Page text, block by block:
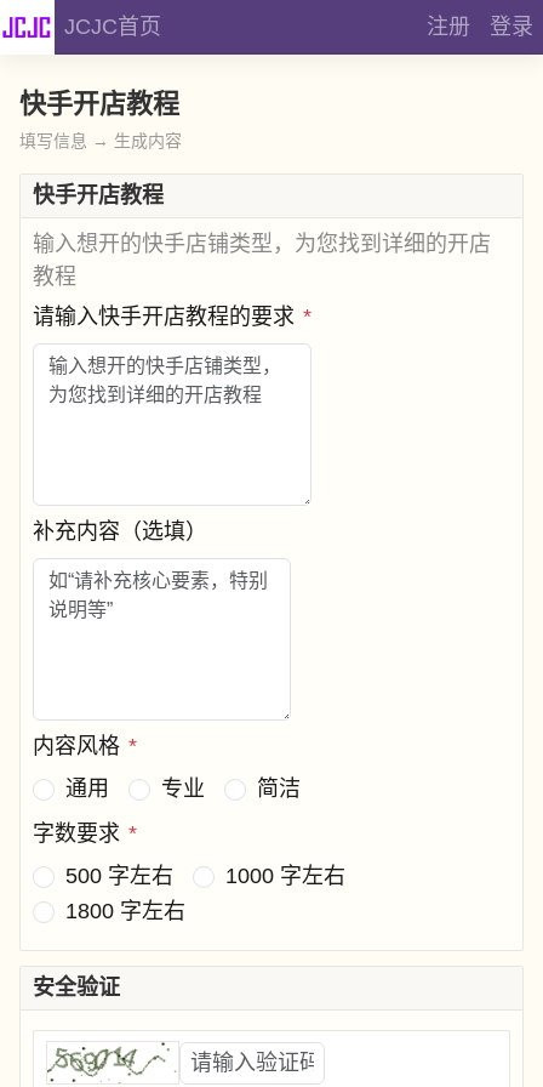
JCJC首页 注册 登录
快手开店教程
填写信息 → 生成内容
快手开店教程
输入想开的快手店铺类型，为您找到详细的开店
教程
请输入快手开店教程的要求 *
补充内容（选填）
内容风格 *
通用
专业
简洁
字数要求 *
500 字左右
1000 字左右
1800 字左右
安全验证